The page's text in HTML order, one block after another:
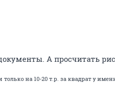
А просчитать
только на 10-20 т.р. за квадрат у